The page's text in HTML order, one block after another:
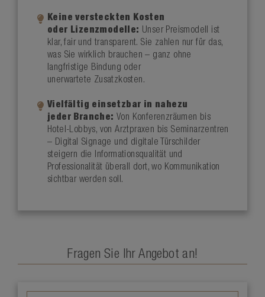
Keine versteckten Kosten
oder Lizenzmodelle: Unser Preismodell ist
klar, fair und transparent. Sie zahlen nur für das,
was Sie wirklich brauchen – ganz ohne
langfristige Bindung oder
unerwartete Zusatzkosten.
Vielfältig einsetzbar in nahezu
jeder Branche: Von Konferenzräumen bis
Hotel-Lobbys, von Arztpraxen bis Seminarzentren
– Digital Signage und digitale Türschilder
steigern die Informationsqualität und
Professionalität überall dort, wo Kommunikation
sichtbar werden soll.
Fragen Sie Ihr Angebot an!